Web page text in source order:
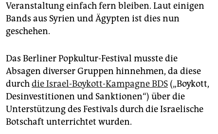
Veranstaltung einfach fern bleiben. Laut einigen
Bands aus Syrien und Ägypten ist dies nun
geschehen.
Das Berliner Popkultur-Festival musste die
Absagen diverser Gruppen hinnehmen, da diese
durchdie Israel-Boykott-Kampagne BDS („Boykott,
Desinvestitionen und Sanktionen“) über die
Unterstützung des Festivals durch die Israelische
Botschaft unterrichtet wurden.